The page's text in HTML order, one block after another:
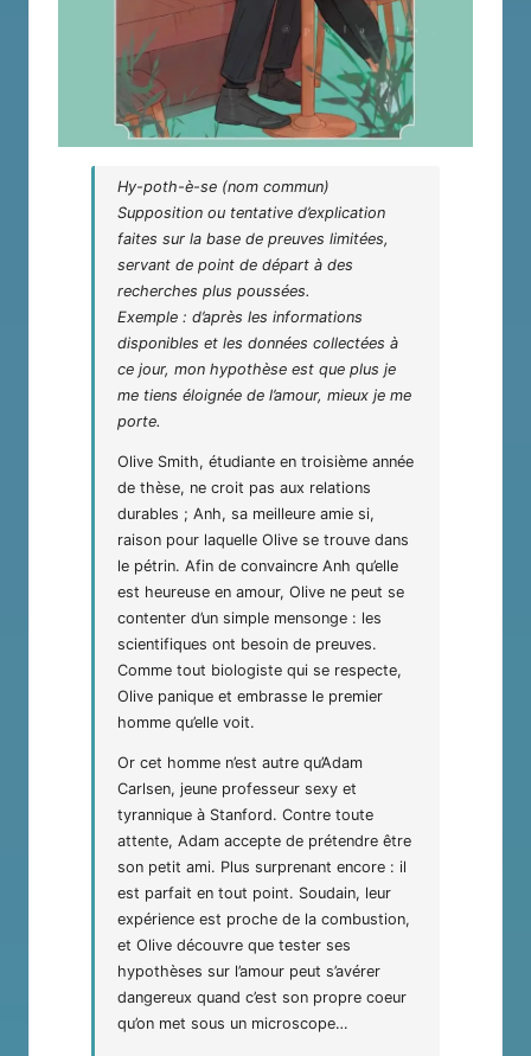
Hy-poth-è-se (nom commun)
Supposition ou tentative d’explication
faites sur la base de preuves limitées,
servant de point de départ à des
recherches plus poussées.
Exemple : d’après les informations
disponibles et les données collectées à
ce jour, mon hypothèse est que plus je
me tiens éloignée de l’amour, mieux je me
porte.
Olive Smith, étudiante en troisième année
de thèse, ne croit pas aux relations
durables ; Anh, sa meilleure amie si,
raison pour laquelle Olive se trouve dans
le pétrin. Afin de convaincre Anh qu’elle
est heureuse en amour, Olive ne peut se
contenter d’un simple mensonge : les
scientifiques ont besoin de preuves.
Comme tout biologiste qui se respecte,
Olive panique et embrasse le premier
homme qu’elle voit.
Or cet homme n’est autre qu’Adam
Carlsen, jeune professeur sexy et
tyrannique à Stanford. Contre toute
attente, Adam accepte de prétendre être
son petit ami. Plus surprenant encore : il
est parfait en tout point. Soudain, leur
expérience est proche de la combustion,
et Olive découvre que tester ses
hypothèses sur l’amour peut s’avérer
dangereux quand c’est son propre coeur
qu’on met sous un microscope…